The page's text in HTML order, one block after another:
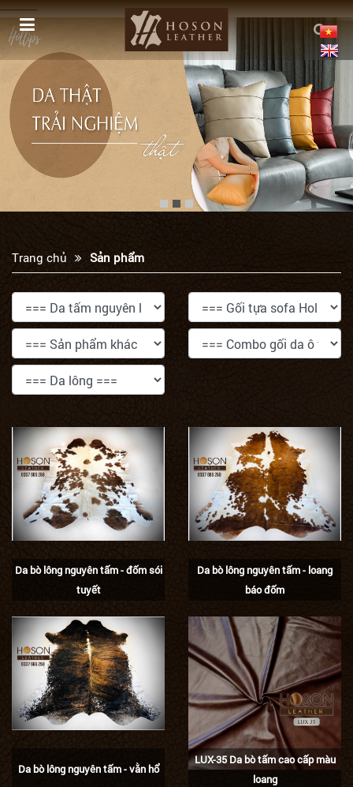
------------
Trang chủ Sản phẩm
Da bò lông nguyên tấm - đốm sói
tuyết
Da bò lông nguyên tấm - loang
báo đốm
Da bò lông nguyên tấm - vằn hổ
LUX-35 Da bò tấm cao cấp màu
loang